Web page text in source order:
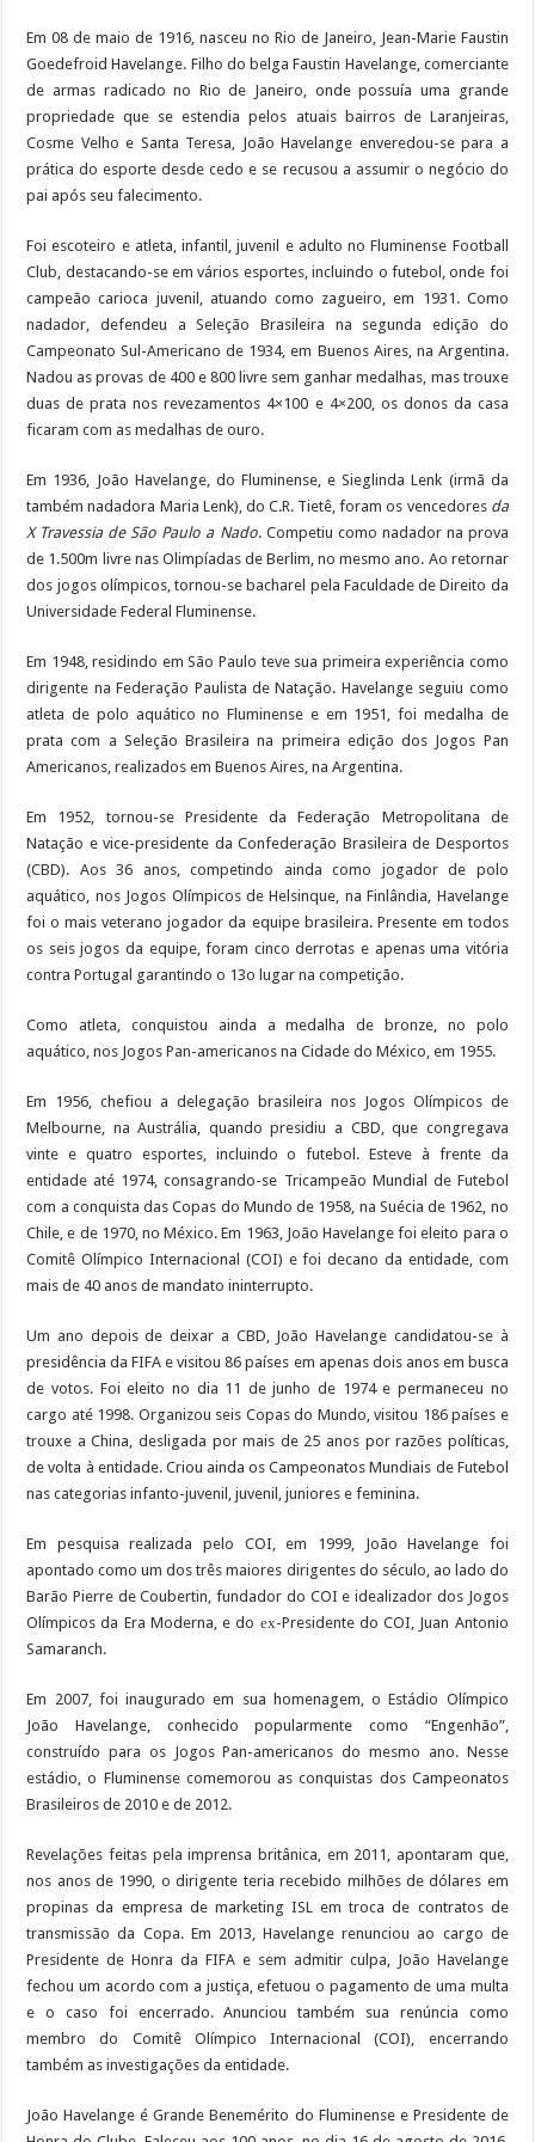
c
e
b
o
o
k
i
t
t
e
r
n
t
r
e
s
n
k
d
I
n
a
t
s
A
p
l
e
g
r
a
s
s
g
e
s
s
e
n
g
y
p
a
i
a
i
l
Em 08 de maio de 1916, nasceu no Rio de Janeiro, Jean-Marie Faustin
Goedefroid Havelange. Filho do belga Faustin Havelange, comerciante
de armas radicado no Rio de Janeiro, onde possuía uma grande
propriedade que se estendia pelos atuais bairros de Laranjeiras,
Cosme Velho e Santa Teresa, João Havelange enveredou-se para a
prática do esporte desde cedo e se recusou a assumir o negócio do
pai após seu falecimento.
Foi escoteiro e atleta, infantil, juvenil e adulto no Fluminense Football
Club, destacando-se em vários esportes, incluindo o futebol, onde foi
campeão carioca juvenil, atuando como zagueiro, em 1931. Como
nadador, defendeu a Seleção Brasileira na segunda edição do
Campeonato Sul-Americano de 1934, em Buenos Aires, na Argentina.
Nadou as provas de 400 e 800 livre sem ganhar medalhas, mas trouxe
duas de prata nos revezamentos 4×100 e 4×200, os donos da casa
ficaram com as medalhas de ouro.
Em 1936, João Havelange, do Fluminense, e Sieglinda Lenk (irmã da
também nadadora Maria Lenk), do C.R. Tietê, foram os vencedores da
X Travessia de São Paulo a Nado. Competiu como nadador na prova
de 1.500m livre nas Olimpíadas de Berlim, no mesmo ano. Ao retornar
dos jogos olímpicos, tornou-se bacharel pela Faculdade de Direito da
Universidade Federal Fluminense.
Em 1948, residindo em São Paulo teve sua primeira experiência como
dirigente na Federação Paulista de Natação. Havelange seguiu como
atleta de polo aquático no Fluminense e em 1951, foi medalha de
prata com a Seleção Brasileira na primeira edição dos Jogos Pan
Americanos, realizados em Buenos Aires, na Argentina.
Em 1952, tornou-se Presidente da Federação Metropolitana de
Natação e vice-presidente da Confederação Brasileira de Desportos
(CBD). Aos 36 anos, competindo ainda como jogador de polo
aquático, nos Jogos Olímpicos de Helsinque, na Finlândia, Havelange
foi o mais veterano jogador da equipe brasileira. Presente em todos
os seis jogos da equipe, foram cinco derrotas e apenas uma vitória
contra Portugal garantindo o 13o lugar na competição.
Como atleta, conquistou ainda a medalha de bronze, no polo
aquático, nos Jogos Pan-americanos na Cidade do México, em 1955.
Em 1956, chefiou a delegação brasileira nos Jogos Olímpicos de
Melbourne, na Austrália, quando presidiu a CBD, que congregava
vinte e quatro esportes, incluindo o futebol. Esteve à frente da
entidade até 1974, consagrando-se Tricampeão Mundial de Futebol
com a conquista das Copas do Mundo de 1958, na Suécia de 1962, no
Chile, e de 1970, no México. Em 1963, João Havelange foi eleito para o
Comitê Olímpico Internacional (COI) e foi decano da entidade, com
mais de 40 anos de mandato ininterrupto.
Um ano depois de deixar a CBD, João Havelange candidatou-se à
presidência da FIFA e visitou 86 países em apenas dois anos em busca
de votos. Foi eleito no dia 11 de junho de 1974 e permaneceu no
cargo até 1998. Organizou seis Copas do Mundo, visitou 186 países e
trouxe a China, desligada por mais de 25 anos por razões políticas,
de volta à entidade. Criou ainda os Campeonatos Mundiais de Futebol
nas categorias infanto-juvenil, juvenil, juniores e feminina.
Em pesquisa realizada pelo COI, em 1999, João Havelange foi
apontado como um dos três maiores dirigentes do século, ao lado do
Barão Pierre de Coubertin, fundador do COI e idealizador dos Jogos
Olímpicos da Era Moderna, e do ех-Presidente do COI, Juan Antonio
Samaranch.
Em 2007, foi inaugurado em sua homenagem, o Estádio Olímpico
João Havelange, conhecido popularmente como “Engenhão”,
construído para os Jogos Pan-americanos do mesmo ano. Nesse
estádio, o Fluminense comemorou as conquistas dos Campeonatos
Brasileiros de 2010 e de 2012.
Revelações feitas pela imprensa britânica, em 2011, apontaram que,
nos anos de 1990, o dirigente teria recebido milhões de dólares em
propinas da empresa de marketing ISL em troca de contratos de
transmissão da Copa. Em 2013, Havelange renunciou ao cargo de
Presidente de Honra da FIFA e sem admitir culpa, João Havelange
fechou um acordo com a justiça, efetuou o pagamento de uma multa
e o caso foi encerrado. Anunciou também sua renúncia como
membro do Comitê Olímpico Internacional (COI), encerrando
também as investigações da entidade.
João Havelange é Grande Benemérito do Fluminense e Presidente de